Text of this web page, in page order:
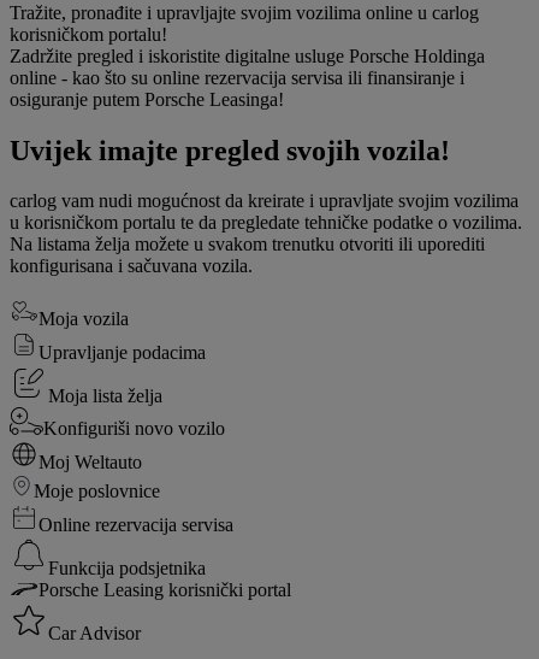
Tražite, pronađite i upravljajte svojim vozilima online u carlog
korisničkom portalu!
Zadržite pregled i iskoristite digitalne usluge Porsche Holdinga
online - kao što su online rezervacija servisa ili finansiranje i
osiguranje putem Porsche Leasinga!
Uvijek imajte pregled svojih vozila!
carlog vam nudi mogućnost da kreirate i upravljate svojim vozilima
u korisničkom portalu te da pregledate tehničke podatke o vozilima.
Na listama želja možete u svakom trenutku otvoriti ili uporediti
konfigurisana i sačuvana vozila.
Moja vozila
Upravljanje podacima
Moja lista želja
Konfiguriši novo vozilo
Moj Weltauto
Moje poslovnice
Online rezervacija servisa
Funkcija podsjetnika
Porsche Leasing korisnički portal
Car Advisor